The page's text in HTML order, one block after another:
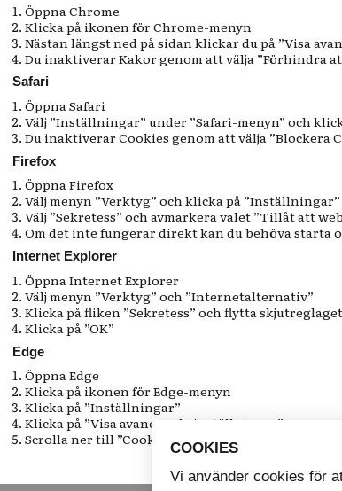
Öppna Chrome
Klicka på ikonen för Chrome-menyn
Nästan längst ned på sidan klickar du på ”Visa
Du inaktiverar Kakor genom att välja ”Förhindra
Safari
Öppna Safari
Välj ”Inställningar” under ”Safari-menyn” och
Du inaktiverar Cookies genom att välja ”Blockera
Firefox
Öppna Firefox
Välj menyn ”Verktyg” och klicka på ”Inställningar”
Välj ”Sekretess” och avmarkera valet ”Tillåt att
Om det inte fungerar direkt kan du behöva starta
Internet Explorer
Öppna Internet Explorer
Välj menyn ”Verktyg” och ”Internetalternativ”
Klicka på fliken ”Sekretess” och flytta
Klicka på ”OK”
Edge
Öppna Edge
Klicka på ikonen för Edge-menyn
Klicka på ”Inställningar”
Klicka på ”Visa avancerade inställningar”
Scrolla ner till ”Cookies” och välj ”Blockera cookies”
COOKIES
Vi använder cookies för